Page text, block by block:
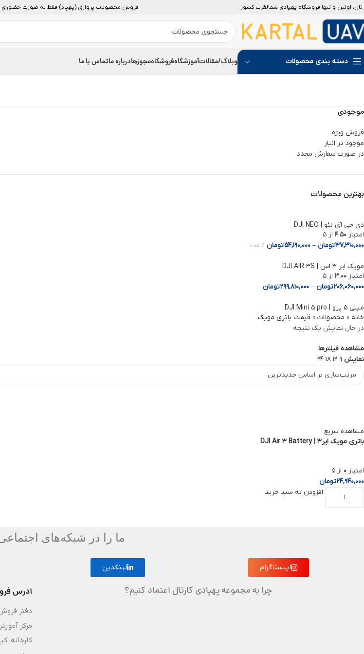
اولین و تنها فروشگاه پهپادی شمالغرب کشور فروش محصولات پروازی (پهپاد) فقط به صورت حضوری
دسته بندی محصولات وبلاگ/مقالاتآموزشگاهفروشگاهمجوزهادرباره ماتماس با ما
موجودی
فروش ویژه
موجود در انبار
در صورت سفارش مجدد
بهترین محصولات
دی جی آی نئو | DJI NEO
امتیاز 4.50 از 5
37,310,000تومان –
54,190,000تومان عدد
مویک ایر 3 اس | DJI AIR 3S
امتیاز 3.00 از 5
206,060,000تومان –
299,810,000تومان
مینی ۵ پرو | DJI Mini ۵ pro
خانه » محصولات » قیمت باتری مویک
در حال نمایش یک نتیجه
مشاهده فیلترها
نمایش 9
12
18
24
جدید
مشاهده سریع
باتری مویک ایر3 | DJI Air 3 Battery
امتیاز 0 از 5
24,940,000تومان
افزودن به سبد خرید
ما را در شبکه‌های اجتماعی
اینستاگرام لینکدین
چرا به مجموعه پهپادی کارتال اعتماد کنیم؟ آدرس
دفتر
مرکز
Facebook
Instagram
linkedin
WhatsApp